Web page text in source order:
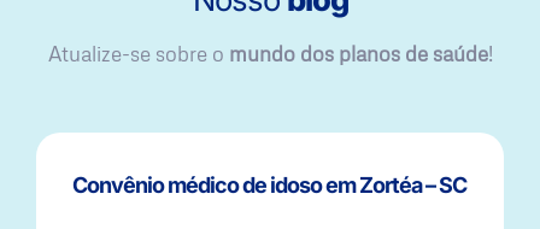
Atualize-se sobre o mundo dos planos de saúde!
Convênio médico de idoso em Zortéa – SC